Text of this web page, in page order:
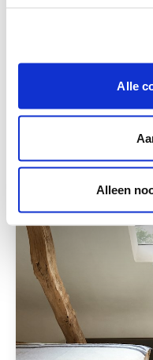
Alle
Alleen
Deze stijlen zijn